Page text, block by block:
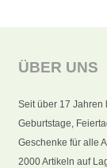
ÜBER UNS
Seit über 17 Jahren
Geburtstage,
Geschenke für alle
2000 Artikeln auf